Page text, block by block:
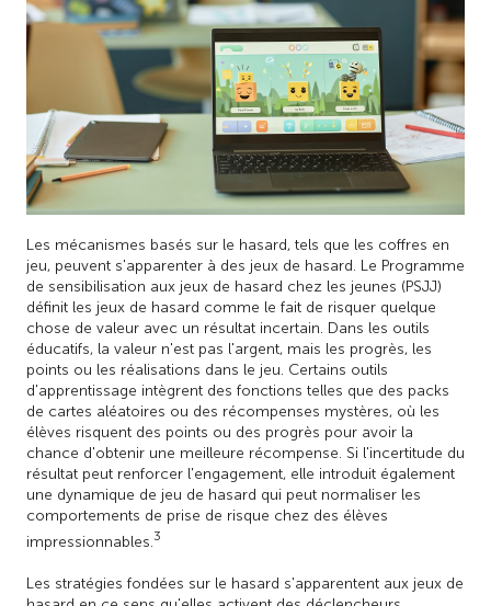
Les mécanismes basés sur le hasard, tels que les coffres en
jeu, peuvent s'apparenter à des jeux de hasard. Le Programme
de sensibilisation aux jeux de hasard chez les jeunes (PSJJ)
définit les jeux de hasard comme le fait de risquer quelque
chose de valeur avec un résultat incertain. Dans les outils
éducatifs, la valeur n'est pas l'argent, mais les progrès, les
points ou les réalisations dans le jeu. Certains outils
d'apprentissage intègrent des fonctions telles que des packs
de cartes aléatoires ou des récompenses mystères, où les
élèves risquent des points ou des progrès pour avoir la
chance d'obtenir une meilleure récompense. Si l'incertitude du
résultat peut renforcer l'engagement, elle introduit également
une dynamique de jeu de hasard qui peut normaliser les
comportements de prise de risque chez des élèves
impressionnables. 3
Les stratégies fondées sur le hasard s'apparentent aux jeux de